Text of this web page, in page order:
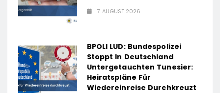
7. AUGUST 2026
BPOLI LUD: Bundespolizei
Stoppt In Deutschland
Untergetauchten Tunesier:
Heiratspläne Für
Wiedereinreise Durchkreuzt